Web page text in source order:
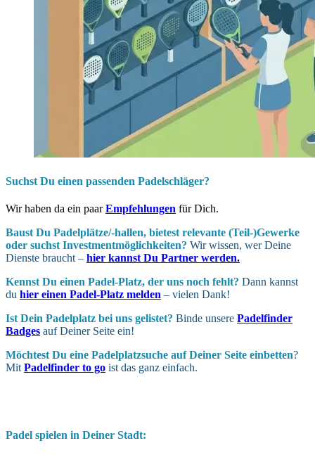
Suchst Du einen passenden Padelschläger?
Wir haben da ein paarEmpfehlungen für Dich.
Baust Du Padel­plätze/-hallen, bietest relevante (Teil-)Gewerke
oder suchst In­vest­ment­möglich­keiten? Wir wissen, wer Deine
Dienste braucht – hier kannst Du Partner werden.
Kennst Du einen Padel-Platz, der uns noch fehlt? Dann kannst
du hier einen Padel-Platz melden – vielen Dank!
Ist Dein Padel­platz bei uns gelistet? Binde unsere Padelfinder
Badges auf Deiner Seite ein!
Möchtest Du eine Padel­platz­suche auf Deiner Seite ein­betten?
MitPadelfinder to go ist das ganz einfach.
Padel spielen in Deiner Stadt: